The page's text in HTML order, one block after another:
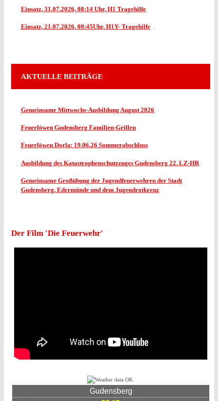
Einsatz, 31.07.2026, 08:14 Uhr, H1 Tragehilfe
Einsatz, 21.07.2026, 08:45Uhr, H1Y- Tragehilfe
AKTUELLE BEITRÄGE
Gemeinsame Mittwochs-Ausbildung August 2026
Feuerlöwen Gudensberg Familien-Grillen
Feuerlöwen Dorla: 19.06.26 Sommerabschluss
Ausbildung des Katastrophenschutzzuges Gudensberg 22. LZ-HR
Gemeinsame Großübung der Jugendfeuerwehren der Stadt
Gudensberg, Edermünde und dem Jugendrotkreuz
Der Film 'Die Feuerwehr'
Gudensberg